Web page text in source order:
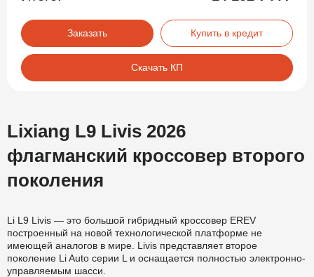
Заказать Купить в кредит
Скачать КП
Lixiang L9 Livis 2026
флагманский кроссовер второго
поколения
Li L9 Livis — это большой гибридный кроссовер EREV
построенный на новой технологической платформе не
имеющей аналогов в мире. Livis представляет второе
поколение Li Auto серии L и оснащается полностью электронно-
управляемым шасси.